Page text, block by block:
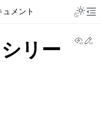
メント Toggle
リー